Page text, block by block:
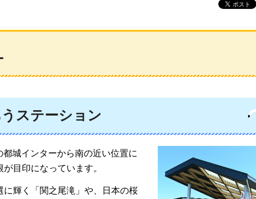
ステーション
都城インターから南の近い位置に
目印になっています。
輝く「関之尾滝」や、日本の桜